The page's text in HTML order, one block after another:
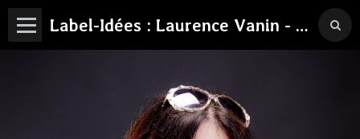
Label-Idées : Laurence Vanin - Philosophe